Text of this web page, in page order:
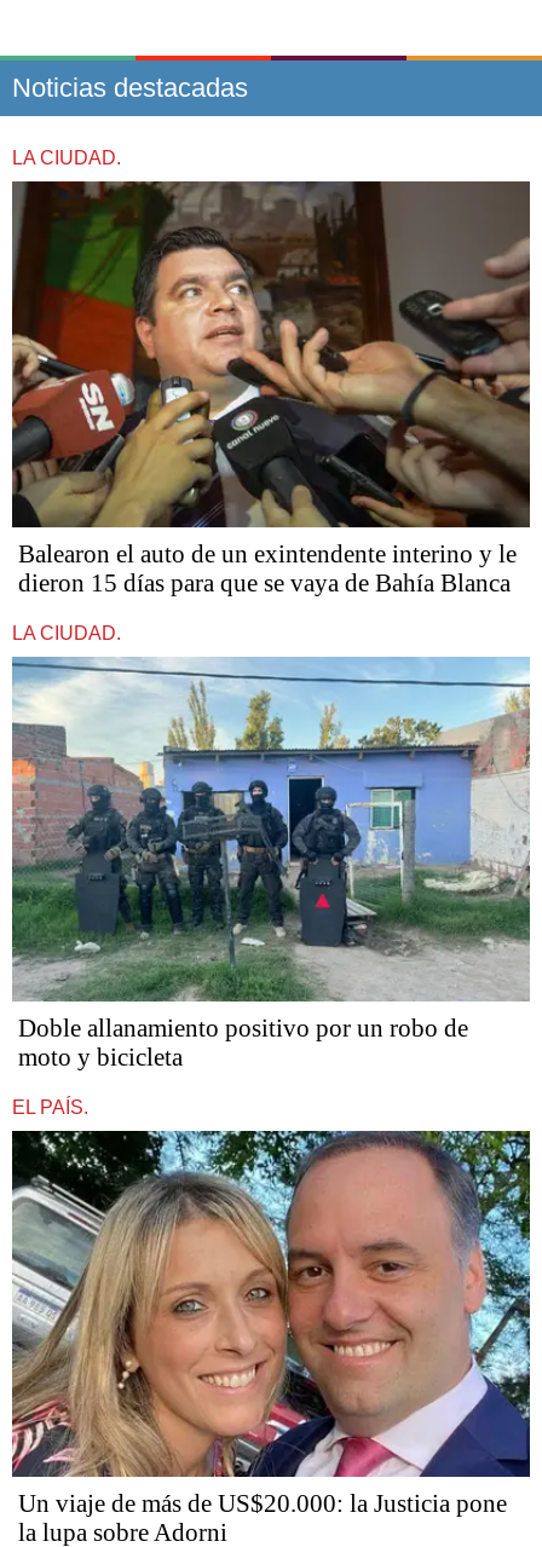
Noticias destacadas
LA CIUDAD.
Balearon el auto de un exintendente interino y le
dieron 15 días para que se vaya de Bahía Blanca
LA CIUDAD.
Doble allanamiento positivo por un robo de
moto y bicicleta
EL PAÍS.
Un viaje de más de US$20.000: la Justicia pone
la lupa sobre Adorni